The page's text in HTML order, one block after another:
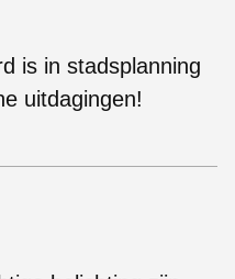
is in stadsplanning
uitdagingen!